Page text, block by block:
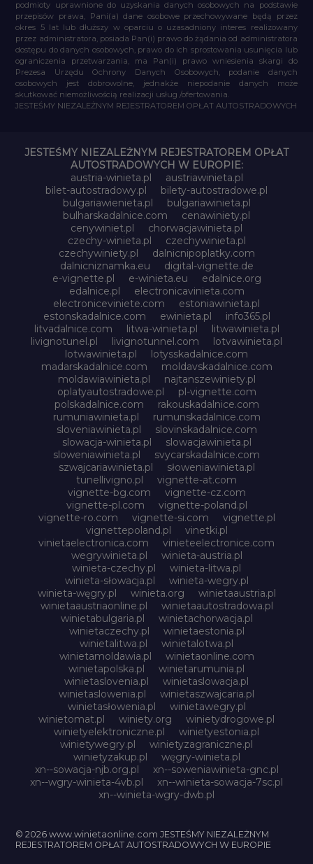
podmioty uprawnione do uzyskania danych osobowych na podstawie
przepisów prawa, Pani(a) dane osobowe przechowywane będą przez
okres 5 lat lub dłuższy w oparciu o uzasadniony interes realizowany
przez administratora, posiada Pan(i) prawo do żądania od administratora
dostępu do danych osobowych, prawo do ich sprostowania usunięcia lub
ograniczenia przetwarzania, ma Pan(i) prawo wniesienia skargi do
Prezesa Urzędu Ochrony Danych Osobowych, podanie danych
osobowych jest dobrowolne, jednakże niepodanie danych może
skutkować niemożliwością realizacji usług /ofertowania.
JESTEŚMY NIEZALEŻNYM REJESTRATOREM OPŁAT AUTOSTRADOWYCH
JESTEŚMY NIEZALEŻNYM REJESTRATOREM OPŁAT
AUTOSTRADOWYCH W EUROPIE:
austria-winieta.pl
austriawinieta.pl
bilet-autostradowy.pl
bilety-autostradowe.pl
bulgariawienieta.pl
bulgariawinieta.pl
bulharskadalnice.com
cenawiniety.pl
cenywiniet.pl
chorwacjawinieta.pl
czechy-winieta.pl
czechywinieta.pl
czechywiniety.pl
dalnicnipoplatky.com
dalnicniznamka.eu
digital-vignette.de
e-vignette.pl
e-winieta.eu
edalnice.org
edalnice.pl
electronicavinieta.com
electroniceviniete.com
estoniawinieta.pl
estonskadalnice.com
ewinieta.pl
info365.pl
litvadalnice.com
litwa-winieta.pl
litwawinieta.pl
livignotunel.pl
livignotunnel.com
lotvawinieta.pl
lotwawinieta.pl
lotysskadalnice.com
madarskadalnice.com
moldavskadalnice.com
moldawiawinieta.pl
najtanszewiniety.pl
oplatyautostradowe.pl
pl-vignette.com
polskadalnice.com
rakouskadalnice.com
rumuniawinieta.pl
rumunskadalnice.com
sloveniawinieta.pl
slovinskadalnice.com
slowacja-winieta.pl
slowacjawinieta.pl
sloweniawinieta.pl
svycarskadalnice.com
szwajcariawinieta.pl
słoweniawinieta.pl
tunellivigno.pl
vignette-at.com
vignette-bg.com
vignette-cz.com
vignette-pl.com
vignette-poland.pl
vignette-ro.com
vignette-si.com
vignette.pl
vignettepoland.pl
vinetki.pl
vinietaelectronica.com
vinieteelectronice.com
wegrywinieta.pl
winieta-austria.pl
winieta-czechy.pl
winieta-litwa.pl
winieta-słowacja.pl
winieta-wegry.pl
winieta-węgry.pl
winieta.org
winietaaustria.pl
winietaaustriaonline.pl
winietaautostradowa.pl
winietabulgaria.pl
winietachorwacja.pl
winietaczechy.pl
winietaestonia.pl
winietalitwa.pl
winietalotwa.pl
winietamoldawia.pl
winietaonline.com
winietapolska.pl
winietarumunia.pl
winietaslovenia.pl
winietaslowacja.pl
winietaslowenia.pl
winietaszwajcaria.pl
winietasłowenia.pl
winietawegry.pl
winietomat.pl
winiety.org
winietydrogowe.pl
winietyelektroniczne.pl
winietyestonia.pl
winietywegry.pl
winietyzagraniczne.pl
winietyzakup.pl
węgry-winieta.pl
xn--sowacja-njb.org.pl
xn--soweniawinieta-gnc.pl
xn--wgry-winieta-4vb.pl
xn--winieta-sowacja-7sc.pl
xn--winieta-wgry-dwb.pl
© 2026 www.winietaonline.com JESTEŚMY NIEZALEŻNYM
REJESTRATOREM OPŁAT AUTOSTRADOWYCH W EUROPIE